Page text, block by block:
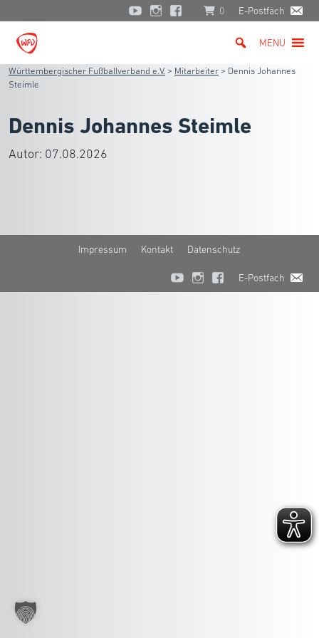
0 E-Postfach
MENU
Württembergischer Fußballverband e.V. > Mitarbeiter > Dennis Johannes
Steimle
Dennis Johannes Steimle
Autor: 07.08.2026
Impressum Kontakt Datenschutz
E-Postfach